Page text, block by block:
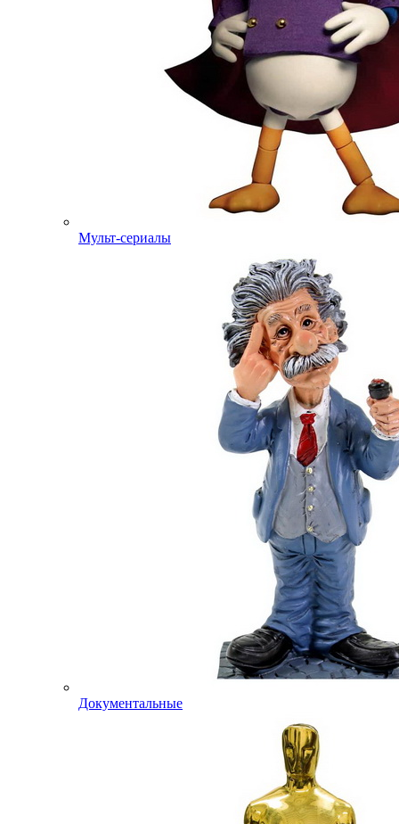
Мульт-сериалы
Документальные